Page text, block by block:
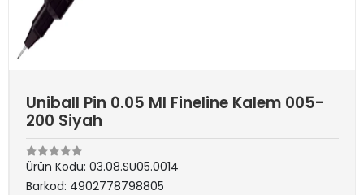
Uniball Pin 0.05 Ml Fineline Kalem 005-
200 Siyah
Ürün Kodu: 03.08.SU05.0014
Barkod: 4902778798805